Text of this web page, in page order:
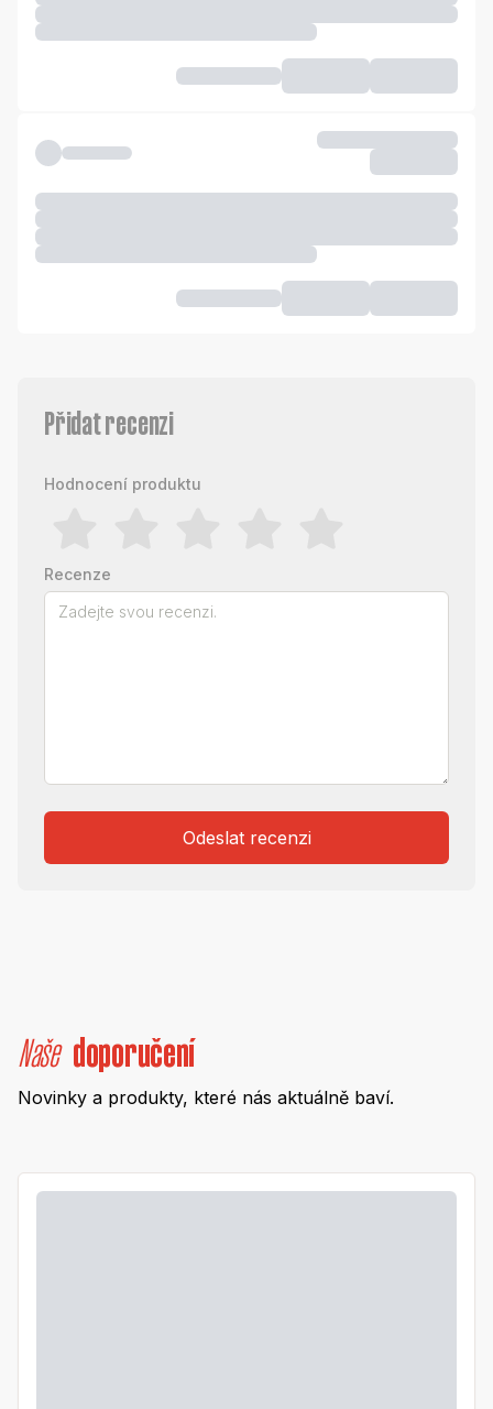
Přidat recenzi
Hodnocení produktu
Recenze
Odeslat recenzi
Naše doporučení
Novinky a produkty, které nás aktuálně baví.